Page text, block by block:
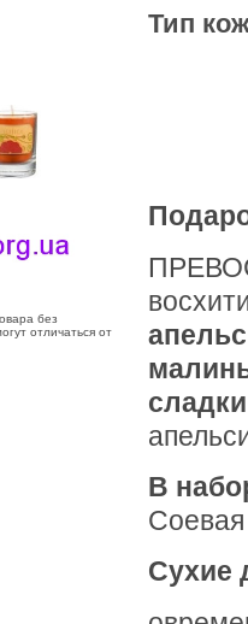
без
отличаться от
Тип
В
Соевая
Сухие